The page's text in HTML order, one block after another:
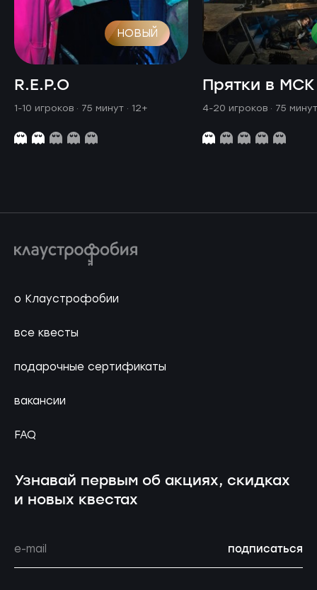
НОВЫЙ
R.E.P.O
1-10 игроков · 75 минут · 12+
Прятки в
4-20 игроков · 75
о Клаустрофобии
все квесты
подарочные сертификаты
вакансии
FAQ
Узнавай первым об акциях, скидках
и новых квестах
подписаться